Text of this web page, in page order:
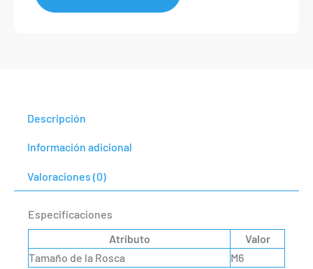
Descripción
Información adicional
Valoraciones (0)
Especificaciones
Atributo
Valor
Tamaño de la Rosca
M6